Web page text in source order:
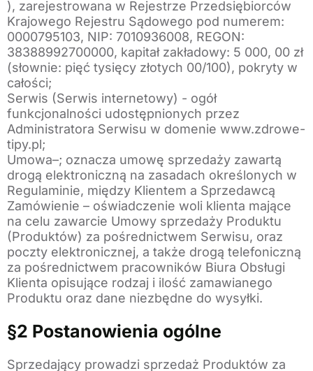
), zarejestrowana w Rejestrze Przedsiębiorców
Krajowego Rejestru Sądowego pod numerem:
0000795103, NIP: 7010936008, REGON:
38388992700000, kapitał zakładowy: 5 000, 00 zł
(słownie: pięć tysięcy złotych 00/100), pokryty w
całości;
Serwis (Serwis internetowy) - ogół
funkcjonalności udostępnionych przez
Administratora Serwisu w domenie www.zdrowe-
tipy.pl;
Umowa–; oznacza umowę sprzedaży zawartą
drogą elektroniczną na zasadach określonych w
Regulaminie, między Klientem a Sprzedawcą
Zamówienie – oświadczenie woli klienta mające
na celu zawarcie Umowy sprzedaży Produktu
(Produktów) za pośrednictwem Serwisu, oraz
poczty elektronicznej, a także drogą telefoniczną
za pośrednictwem pracowników Biura Obsługi
Klienta opisujące rodzaj i ilość zamawianego
Produktu oraz dane niezbędne do wysyłki.
§2 Postanowienia ogólne
Sprzedający prowadzi sprzedaż Produktów za